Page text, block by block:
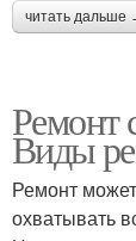
читать дальше
Ремонт
Виды
Ремонт
охватывать